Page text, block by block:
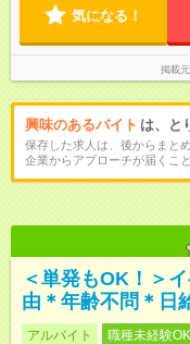
気になる！
掲載
興味のあるバイト は、と
保存した求人は、後からまと
企業からアプローチが届くこと
＜単発もOK！＞
由＊年齢不問＊日
アルバイト 職種未経験OK